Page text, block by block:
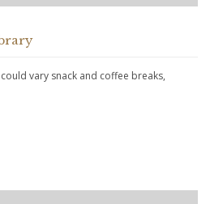
vary snack and coffee breaks,